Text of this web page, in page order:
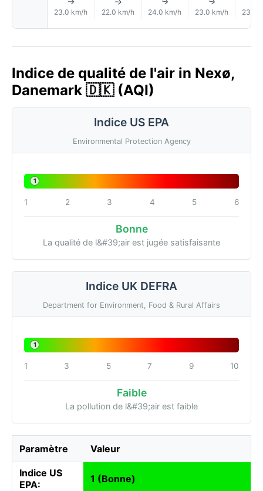
↑
23.0 km/h 22.0 km/h 24.0 km/h 23.0 km/h 23.0
Indice de qualité de l'air in Nexø,
Danemark 🇩🇰 (AQI)
Indice US EPA
Environmental Protection Agency
1
1 2 3 4 5 6
Bonne
La qualité de l&#39;air est jugée satisfaisante
Indice UK DEFRA
Department for Environment, Food & Rural Affairs
1
1 3 5 7 9 10
Faible
La pollution de l&#39;air est faible
Paramètre Valeur
Indice US
EPA:
1 (Bonne)